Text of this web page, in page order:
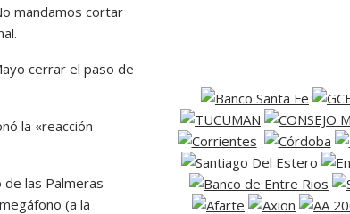
mandamos cortar
cerrar el paso de
la «reacción
de las Palmeras
(a la